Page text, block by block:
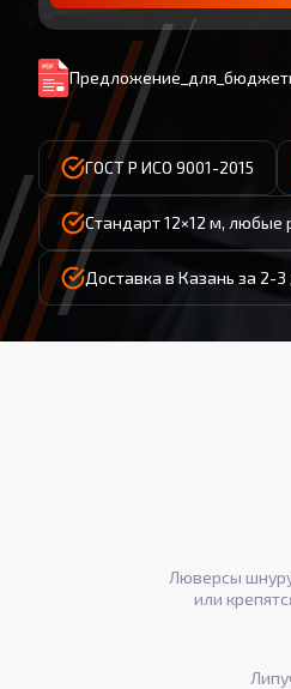
ГОСТ Р ИСО 9001-2015
Стандарт 12×12 м, любые
Доставка в Казань за 2-3
Люверсы
или